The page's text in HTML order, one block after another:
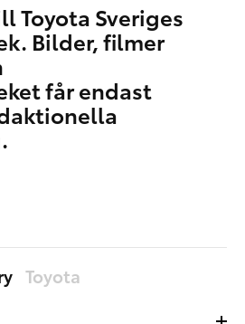
Toyota Sveriges
Bilder, filmer
får endast
Toyota